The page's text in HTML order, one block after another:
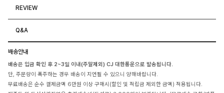
REVIEW
Q&A
배송안내
배송은 입금 확인 후 2~3일 이내(주말제외) CJ 대한통운으로 발송됩니다.
단, 주문량이 폭주하는 경우 배송이 지연될 수 있으니 양해바랍니다.
무료배송은 순수 결제금액 6만원 이상 구매시(할인 및 적립금 제외한 금액) 적용됩니다.